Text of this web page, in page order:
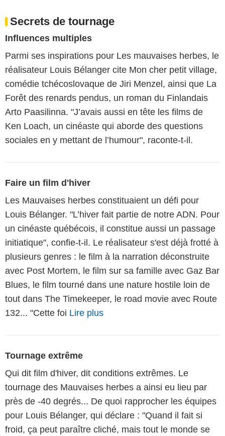
Secrets de tournage
Influences multiples
Parmi ses inspirations pour Les mauvaises herbes, le
réalisateur Louis Bélanger cite Mon cher petit village,
comédie tchécoslovaque de Jiri Menzel, ainsi que La
Forêt des renards pendus, un roman du Finlandais
Arto Paasilinna. "J’avais aussi en tête les films de
Ken Loach, un cinéaste qui aborde des questions
sociales en y mettant de l’humour", raconte-t-il.
Faire un film d'hiver
Les Mauvaises herbes constituaient un défi pour
Louis Bélanger. "L’hiver fait partie de notre ADN. Pour
un cinéaste québécois, il constitue aussi un passage
initiatique", confie-t-il. Le réalisateur s'est déjà frotté à
plusieurs genres : le film à la narration déconstruite
avec Post Mortem, le film sur sa famille avec Gaz Bar
Blues, le film tourné dans une nature hostile loin de
tout dans The Timekeeper, le road movie avec Route
132... "Cette foi Lire plus
Tournage extrême
Qui dit film d'hiver, dit conditions extrêmes. Le
tournage des Mauvaises herbes a ainsi eu lieu par
près de -40 degrés... De quoi rapprocher les équipes
pour Louis Bélanger, qui déclare : "Quand il fait si
froid, ça peut paraître cliché, mais tout le monde se